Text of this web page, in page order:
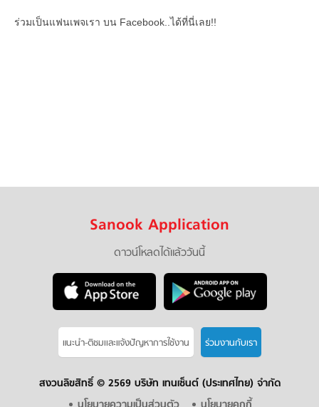
ร่วมเป็นแฟนเพจเรา บน Facebook..ได้ที่นี่เลย!!
Sanook Application
ดาวน์โหลดได้แล้ววันนี้
แนะนำ-ติชมเเละแจ้งปัญหาการใช้งาน ร่วมงานกับเรา
สงวนลิขสิทธิ์ © 2569 บริษัท เทนเซ็นต์ (ประเทศไทย) จำกัด